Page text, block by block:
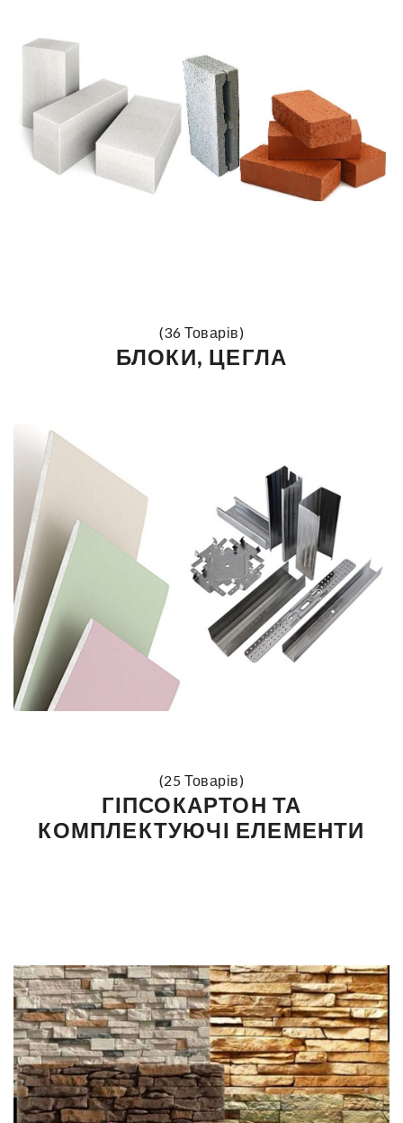
(36 Товарів)
БЛОКИ, ЦЕГЛА
(25 Товарів)
ГІПСОКАРТОН ТА
КОМПЛЕКТУЮЧІ ЕЛЕМЕНТИ